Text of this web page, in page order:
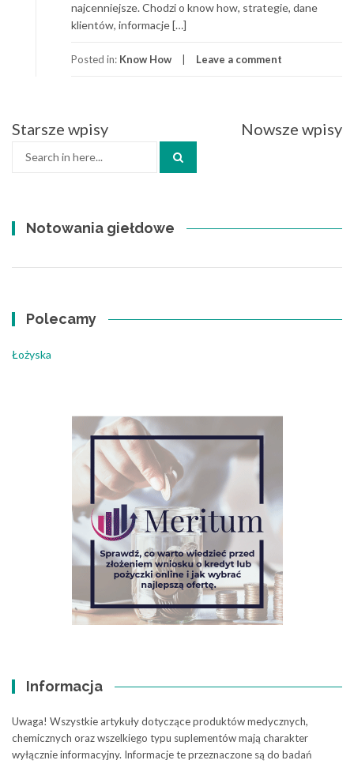
najcenniejsze. Chodzi o know how, strategie, dane
klientów, informacje […]
Posted in: Know How Leave a comment
Nawigacja
po
Starsze wpisy Nowsze wpisy
Notowania giełdowe
Polecamy
Łożyska
Informacja
Uwaga! Wszystkie artykuły dotyczące produktów medycznych,
chemicznych oraz wszelkiego typu suplementów mają charakter
wyłącznie informacyjny. Informacje te przeznaczone są do badań